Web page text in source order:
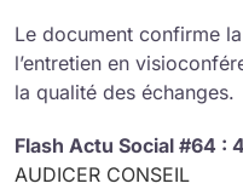
Le document confirme
l’entretien en
la qualité des échanges.
Flash Actu Social #64 :
AUDICER CONSEIL